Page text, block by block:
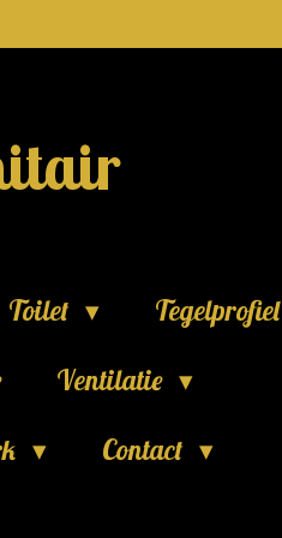
Toilet
Tegelprofiel
Ventilatie
Contact